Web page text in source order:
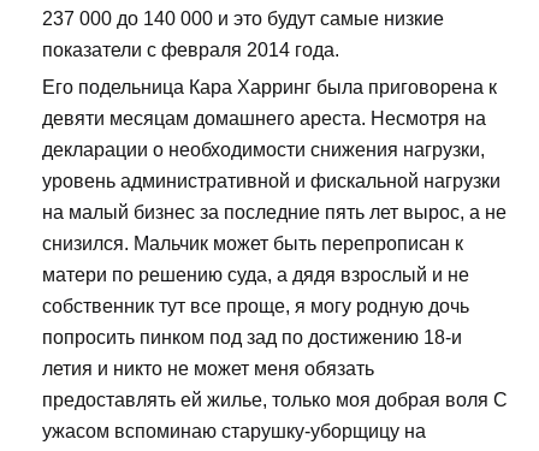
237 000 до 140 000 и это будут самые низкие
показатели с февраля 2014 года.
Его подельница Кара Харринг была приговорена к
девяти месяцам домашнего ареста. Несмотря на
декларации о необходимости снижения нагрузки,
уровень административной и фискальной нагрузки
на малый бизнес за последние пять лет вырос, а не
снизился. Мальчик может быть перепрописан к
матери по решению суда, а дядя взрослый и не
собственник тут все проще, я могу родную дочь
попросить пинком под зад по достижению 18-и
летия и никто не может меня обязать
предоставлять ей жилье, только моя добрая воля С
ужасом вспоминаю старушку-уборщицу на